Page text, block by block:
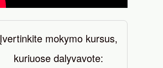
Įvertinkite mokymo kursus,
kuriuose dalyvavote: